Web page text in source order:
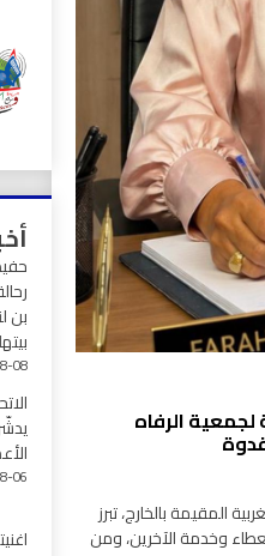
الرفاه
المقيمة بالخارج، تبرز
وخدمة الآخرين، ومن
بن
08
06